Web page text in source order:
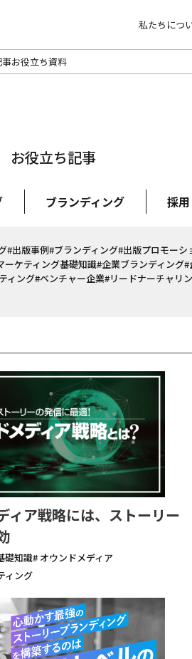
私たちにつ
事お役立ち資料
お役立ち記事
ブランディング 採用
#出版事例#ブランディング#出版プロモーシ
ーケティング基礎知識#企業ブランディング#
ィング#ベンチャー企業#リードナーチャリ
ィア戦略には、ストーリー
礎知識# オウンドメディア
ィング